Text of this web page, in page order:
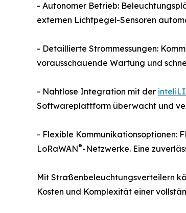
- Autonomer Betrieb:
externen Lichtpegel-Sensoren
- Detaillierte Strommessungen:
vorausschauende Wartung und
- Nahtlose Integration mit der
Softwareplattform überwacht und
- Flexible Kommunikationsoptionen:
LoRaWAN®-Netzwerke. Eine
Mit Straßenbeleuchtungsverteilern
Kosten und Komplexität einer